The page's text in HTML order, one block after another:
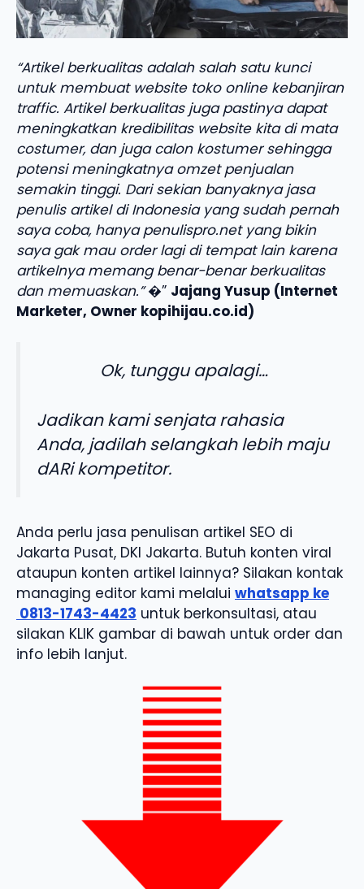
“Artikel berkualitas adalah salah satu kunci
untuk membuat website toko online kebanjiran
traffic. Artikel berkualitas juga pastinya dapat
meningkatkan kredibilitas website kita di mata
costumer, dan juga calon kostumer sehingga
potensi meningkatnya omzet penjualan
semakin tinggi. Dari sekian banyaknya jasa
penulis artikel di Indonesia yang sudah pernah
saya coba, hanya penulispro.net yang bikin
saya gak mau order lagi di tempat lain karena
artikelnya memang benar-benar berkualitas
dan memuaskan.”�” Jajang Yusup (Internet
Marketer, Owner kopihijau.co.id)
Ok, tunggu apalagi…
Jadikan kami senjata rahasia
Anda, jadilah selangkah lebih maju
dARi kompetitor.
Anda perlu jasa penulisan artikel SEO di
Jakarta Pusat, DKI Jakarta. Butuh konten viral
ataupun konten artikel lainnya? Silakan kontak
managing editor kami melalui whatsapp ke
0813-1743-4423 untuk berkonsultasi, atau
silakan KLIK gambar di bawah untuk order dan
info lebih lanjut.